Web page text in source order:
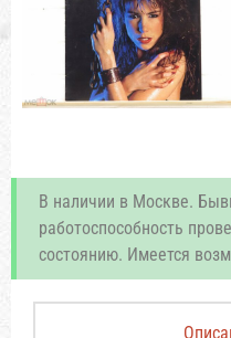
В наличии в Москве.
работоспособность
состоянию. Имеется